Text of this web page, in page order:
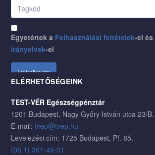
Egyetértek a Felhasználási feltételek-el és
irányelvek-el
ELÉRHETŐSÉGEINK
TEST-VÉR Egészségpénztár
1201 Budapest, Nagy Győry István utca 23/B.
E-mail: tvep@tvep.hu
Levelezési cím: 1725 Budapest, Pf. 85.
(06 1) 361-49-01